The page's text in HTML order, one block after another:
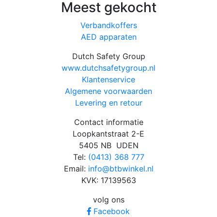
Contact informatie
Loopkantstraat 2-E
5405 NB UDEN
Tel: (0413) 368 777
Email: info@btbwinkel.nl
KVK: 17139563
Meest gekocht
Verbandkoffers
AED apparaten
Dutch Safety Group
www.dutchsafetygroup.nl
Klantenservice
Algemene voorwaarden
Levering en retour
volg ons
Facebook